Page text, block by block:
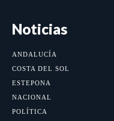
Noticias
ANDALUCÍA
COSTA DEL SOL
ESTEPONA
NACIONAL
POLÍTICA